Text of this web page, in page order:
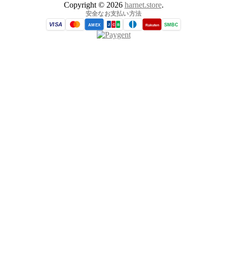
Copyright © 2026 harnet.store.
安全なお支払い方法
VISA AMEX J C B Rakuten SMBC